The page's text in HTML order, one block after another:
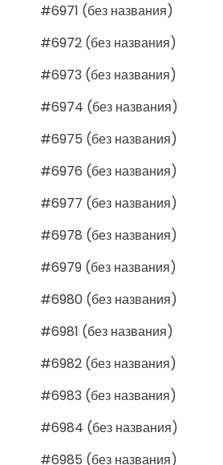
#6971 (без названия)
#6972 (без названия)
#6973 (без названия)
#6974 (без названия)
#6975 (без названия)
#6976 (без названия)
#6977 (без названия)
#6978 (без названия)
#6979 (без названия)
#6980 (без названия)
#6981 (без названия)
#6982 (без названия)
#6983 (без названия)
#6984 (без названия)
#6985 (без названия)